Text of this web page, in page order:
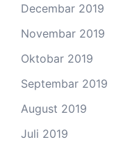
Decembar 2019
Novembar 2019
Oktobar 2019
Septembar 2019
August 2019
Juli 2019